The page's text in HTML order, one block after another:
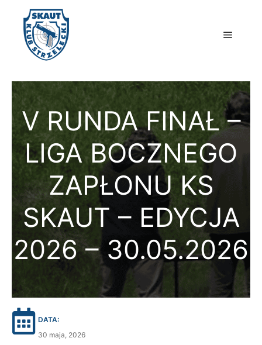
V RUNDA FINAŁ –
LIGA BOCZNEGO
ZAPŁONU KS
SKAUT – EDYCJA
2026 – 30.05.2026
DATA:
30 maja, 2026